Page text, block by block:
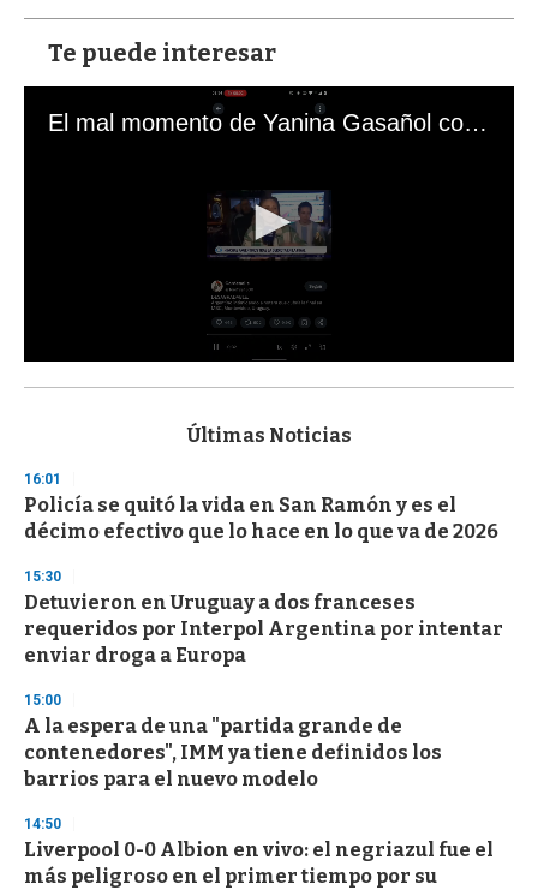
Te puede interesar
El mal momento de Yanina Gasañol con un hincha argentino en "Subrayado"
s
d
s
o
f
3
s
c
o
d
s
Últimas Noticias
16:01
Policía se quitó la vida en San Ramón y es el
décimo efectivo que lo hace en lo que va de 2026
15:30
Detuvieron en Uruguay a dos franceses
requeridos por Interpol Argentina por intentar
enviar droga a Europa
15:00
A la espera de una "partida grande de
contenedores", IMM ya tiene definidos los
barrios para el nuevo modelo
14:50
Liverpool 0-0 Albion en vivo: el negriazul fue el
más peligroso en el primer tiempo por su